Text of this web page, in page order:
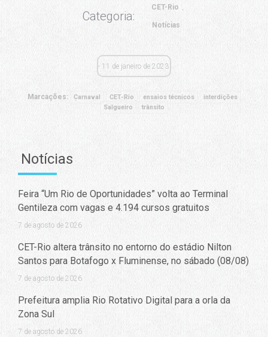
Categoria:
CET-Rio
Notícias
11 de janeiro de 2023
Marcações: Carnaval CET-Rio ensaios técnicos
interdições
Salgueiro
trânsito
Notícias
Feira “Um Rio de Oportunidades” volta ao Terminal
Gentileza com vagas e 4.194 cursos gratuitos
7 de agosto de 2026
CET-Rio altera trânsito no entorno do estádio Nilton
Santos para Botafogo x Fluminense, no sábado (08/08)
7 de agosto de 2026
Prefeitura amplia Rio Rotativo Digital para a orla da
Zona Sul
7 de agosto de 2026